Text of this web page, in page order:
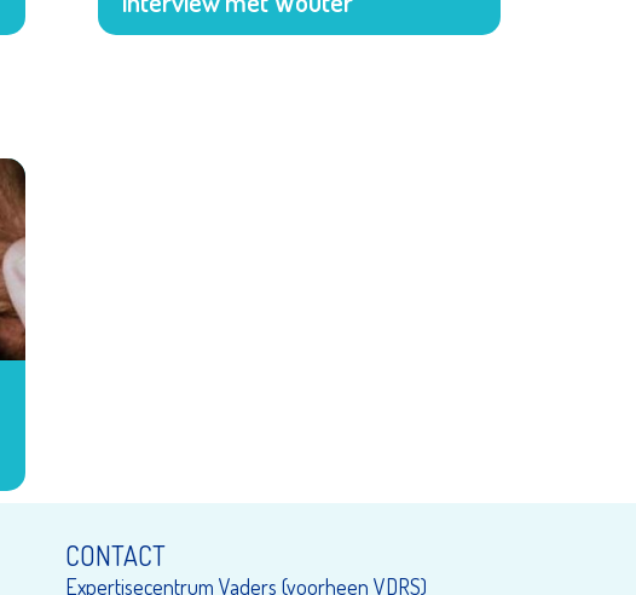
CONTACT
Expertisecentrum Vaders (voorheen VDRS)